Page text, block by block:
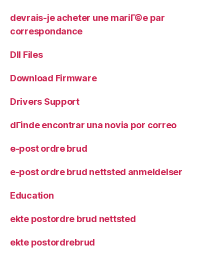
devrais-je acheter une mariГ©e par
correspondance
Dll Files
Download Firmware
Drivers Support
dГіnde encontrar una novia por correo
e-post ordre brud
e-post ordre brud nettsted anmeldelser
Education
ekte postordre brud nettsted
ekte postordrebrud